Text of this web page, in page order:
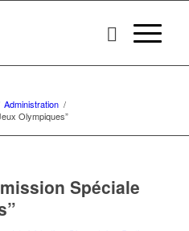
Administration /
Olympiques”
Spéciale